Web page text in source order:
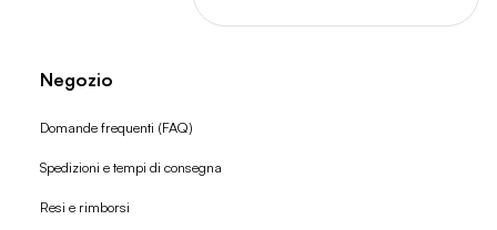
Negozio
Domande frequenti (FAQ)
Spedizioni e tempi di consegna
Resi e rimborsi